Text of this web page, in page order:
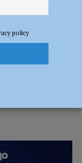
Lertora: “Stato assente
per il
policy